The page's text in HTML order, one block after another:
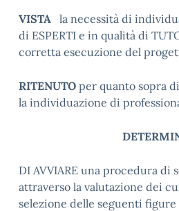
VISTA la necessità di
di ESPERTI e in qualità di
corretta esecuzione del
RITENUTO per quanto sopra
la individuazione di
DI AVVIARE una procedura di
attraverso la valutazione dei
selezione delle seguenti